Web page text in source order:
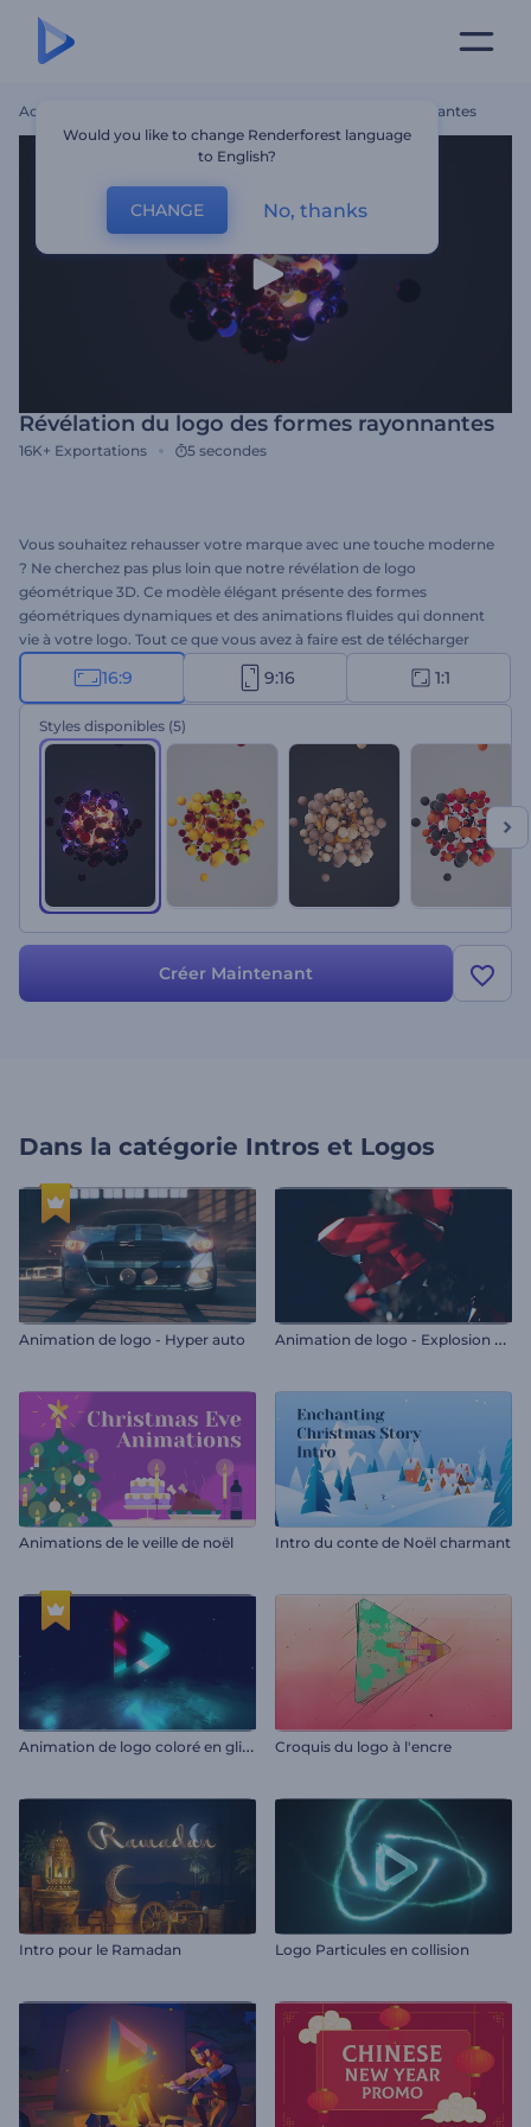
Accueil Révélation Du Logo Des Formes Rayonnantes
Révélation du logo des formes rayonnantes
16K+ Exportations 5 secondes
Vous souhaitez rehausser votre marque avec une touche moderne
? Ne cherchez pas plus loin que notre révélation de logo
géométrique 3D. Ce modèle élégant présente des formes
géométriques dynamiques et des animations fluides qui donnent
vie à votre logo. Tout ce que vous avez à faire est de télécharger
votre logo, de taper votre slogan et de choisir une musique de fond
pour une intro unique et mémorable. Idéal pour les promotions
d'entreprise et de services, les ouvertures de présentations
créatives, les intros ou sorties de chaînes, et bien plus encore. Créez
16:9 9:16 1:1
Styles disponibles (5)
Créer Maintenant
Dans la catégorie Intros et Logos
Animation de logo - Hyper auto A
nimation de logo - Explosion de cristal
Animations de le veille de noël Intro du conte de Noël charmant
A
nimation de logo coloré en glitch Croquis du logo à l'encre
Intro pour le Ramadan Logo Particules en collision
Would you like to change Renderforest language
to English?
CHANGE No, thanks